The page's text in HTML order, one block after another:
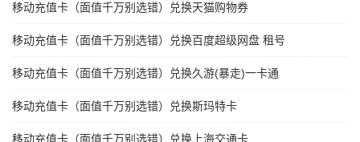
移动充值卡（面值千万别选错）兑换天猫购物券
移动充值卡（面值千万别选错）兑换百度超级网盘 租号
移动充值卡（面值千万别选错）兑换久游(暴走)一卡通
移动充值卡（面值千万别选错）兑换斯玛特卡
移动充值卡（面值千万别选错）兑换上海交通卡